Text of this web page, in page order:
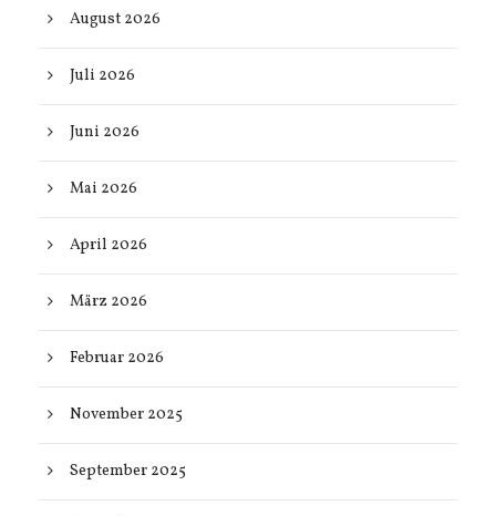
August 2026
Juli 2026
Juni 2026
Mai 2026
April 2026
März 2026
Februar 2026
November 2025
September 2025